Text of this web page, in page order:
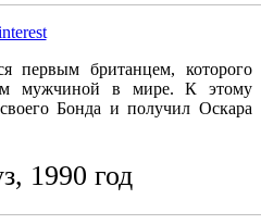
первым британцем, которого
мужчиной в мире. К этому
Бонда и получил Оскара
1990 год